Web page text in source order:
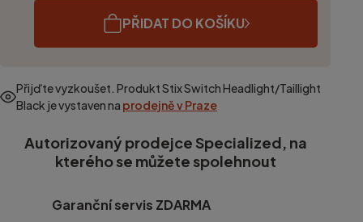
PŘIDAT DO KOŠÍKU
Přijďte vyzkoušet. ProduktStix Switch Headlight/Taillight
Black je vystaven na prodejně v Praze
Autorizovaný prodejce Specialized, na
kterého se můžete spolehnout
Garanční servis ZDARMA